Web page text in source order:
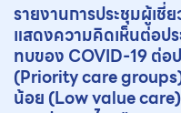
รายงานการประชุมผู้เชี่
แสดงความคิดเห็นต่อปร
ทบของ COVID-19 ต่อ
(Priority care groups)
น้อย (Low value